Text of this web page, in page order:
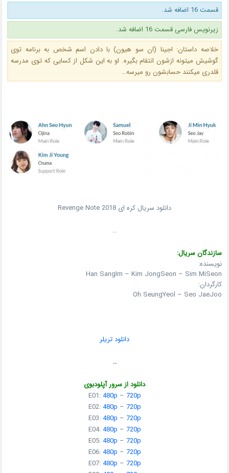
قسمت 16 اضافه شد.
زیرنویس فارسی قسمت 16 اضافه شد.
خلاصه داستان: اجینا (ان سو هیون) با دادن اسم شخص به برنامه توی
گوشیش میتونه ازشون انتقام بگیره. او به این شکل از کسایی که توی مدرسه
قلدری میکنند حسابشون رو میرسه…
دانلود سریال کره ای Revenge Note 2018
…
سازندگان سریال:
نویسنده:
Han SangIm – Kim JongSeon – Sim MiSeon
کارگردان:
Oh SeungYeol – Seo JaeJoo
دانلود تریلر
…
دانلود از سرور آپلودبوی
E01:480p – 720p
E02:480p – 720p
E03:480p – 720p
E04:480p – 720p
E05:480p – 720p
E06:480p – 720p
E07:480p – 720p